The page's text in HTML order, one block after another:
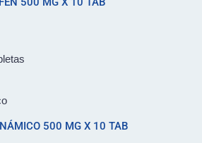
500 MG X 10 TAB